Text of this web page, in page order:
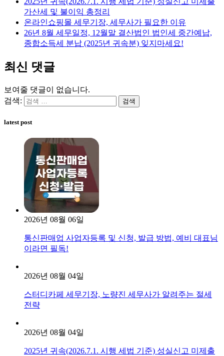
가산세 및 불이익 총정리
온라인쇼핑몰 세무기장, 세무사가 필요한 이유
26년 8월 세무일정, 12월말 결산법인 법인세 중간예납,
종합소득세 분납 (2025년 귀속분) 잊지마세요!
최신 댓글
보여줄 댓글이 없습니다.
검색:
latest post
2026년 08월 06일
통신판매업 사업자등록 및 신청, 발급 방법, 예비 대표님
이라면 필독!
2026년 08월 04일
스터디카페 세무기장, 노량진 세무사가 알려주는 절세
전략
2026년 08월 04일
2025년 귀속(2026.7.1. 시행 세법 기준) 성실신고 미제출